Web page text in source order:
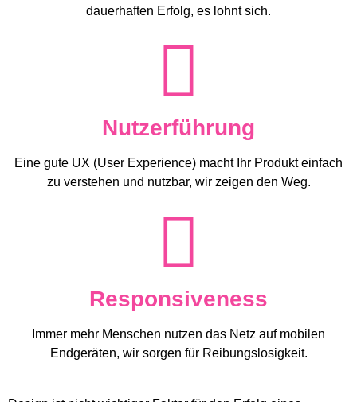
dauerhaften Erfolg, es lohnt sich.
Nutzerführung
Eine gute UX (User Experience) macht Ihr Produkt einfach
zu verstehen und nutzbar, wir zeigen den Weg.
Responsiveness
Immer mehr Menschen nutzen das Netz auf mobilen
Endgeräten, wir sorgen für Reibungslosigkeit.